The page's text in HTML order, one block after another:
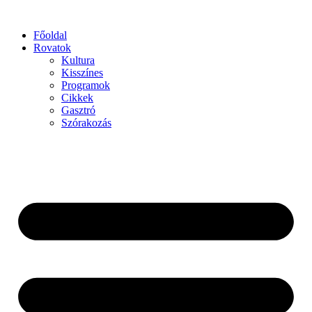
Főoldal
Rovatok
Kultura
Kisszínes
Programok
Cikkek
Gasztró
Szórakozás